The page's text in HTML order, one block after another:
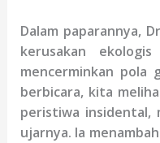
Dalam paparannya,
kerusakan
mencerminkan pola
berbicara, kita
peristiwa insidental,
ujarnya. Ia